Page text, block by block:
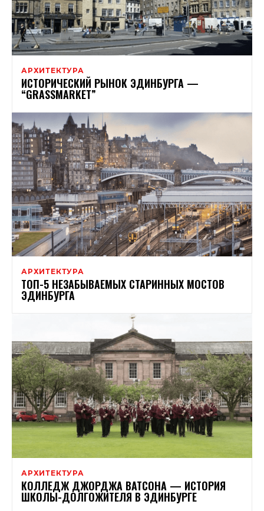
АРХИТЕКТУРА
ИСТОРИЧЕСКИЙ РЫНОК ЭДИНБУРГА —
“GRASSMARKET”
АРХИТЕКТУРА
ТОП-5 НЕЗАБЫВАЕМЫХ СТАРИННЫХ МОСТОВ
ЭДИНБУРГА
АРХИТЕКТУРА
КОЛЛЕДЖ ДЖОРДЖА ВАТСОНА — ИСТОРИЯ
ШКОЛЫ-ДОЛГОЖИТЕЛЯ В ЭДИНБУРГЕ